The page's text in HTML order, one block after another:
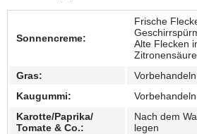
Sonnencreme:
Frische
Alte Flecken
Gras:
Kaugummi:
Karotte/Paprika/
Tomate & Co.:
Nach dem
legen